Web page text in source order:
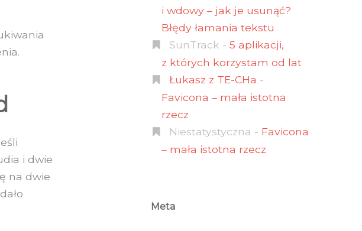
i dwie
na dwie
i wdowy – jak je usunąć?
Błędy łamania tekstu
SunTrack - 5 aplikacji,
z których korzystam od lat
Łukasz z TE-CHa -
Favicona – mała istotna
rzecz
Niestatystyczna - Favicona
– mała istotna rzecz
Meta